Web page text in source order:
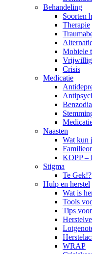
Behandeling
Soorten
Therapie
Mobiele
Crisis
Medicatie
Naasten
Wat kun
KOPP –
Stigma
Te Gek!?
Hulp en herstel
Wat is
Tools
Tips
WRAP